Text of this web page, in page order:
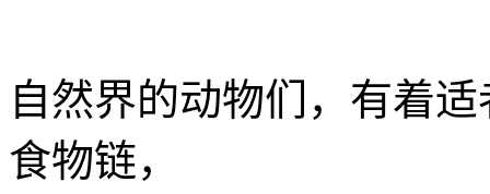
自然界的动物们，有着
食物链，